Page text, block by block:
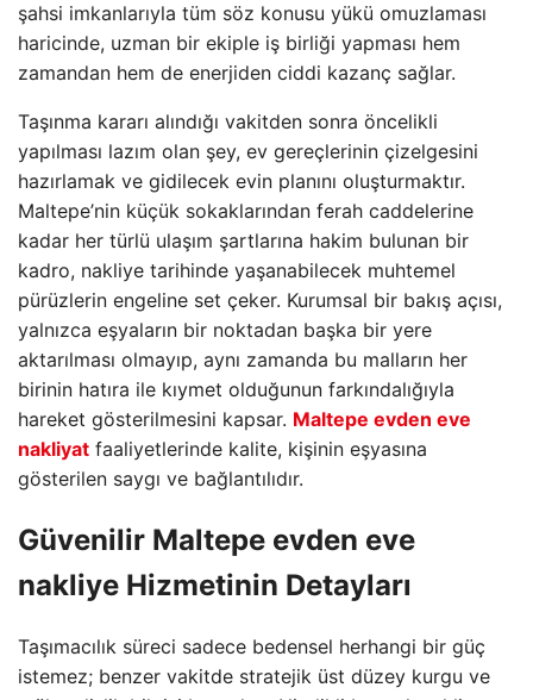
şahsi imkanlarıyla tüm söz konusu yükü omuzlaması
haricinde, uzman bir ekiple iş birliği yapması hem
zamandan hem de enerjiden ciddi kazanç sağlar.
Taşınma kararı alındığı vakitden sonra öncelikli
yapılması lazım olan şey, ev gereçlerinin çizelgesini
hazırlamak ve gidilecek evin planını oluşturmaktır.
Maltepe’nin küçük sokaklarından ferah caddelerine
kadar her türlü ulaşım şartlarına hakim bulunan bir
kadro, nakliye tarihinde yaşanabilecek muhtemel
pürüzlerin engeline set çeker. Kurumsal bir bakış açısı,
yalnızca eşyaların bir noktadan başka bir yere
aktarılması olmayıp, aynı zamanda bu malların her
birinin hatıra ile kıymet olduğunun farkındalığıyla
hareket gösterilmesini kapsar. Maltepe evden eve
nakliyat faaliyetlerinde kalite, kişinin eşyasına
gösterilen saygı ve bağlantılıdır.
Güvenilir Maltepe evden eve
nakliye Hizmetinin Detayları
Taşımacılık süreci sadece bedensel herhangi bir güç
istemez; benzer vakitde stratejik üst düzey kurgu ve